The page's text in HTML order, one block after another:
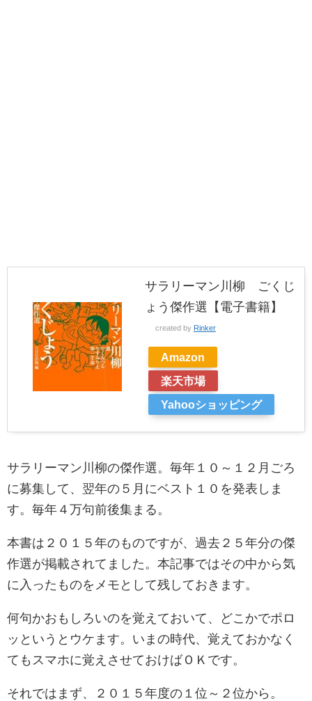
サラリーマン川柳 ごくじ
ょう傑作選【電子書籍】
created by Rinker
Amazon
楽天市場
Yahooショッピング
サラリーマン川柳の傑作選。毎年１０～１２月ごろ
に募集して、翌年の５月にベスト１０を発表しま
す。毎年４万句前後集まる。
本書は２０１５年のものですが、過去２５年分の傑
作選が掲載されてました。本記事ではその中から気
に入ったものをメモとして残しておきます。
何句かおもしろいのを覚えておいて、どこかでポロ
ッというとウケます。いまの時代、覚えておかなく
てもスマホに覚えさせておけばＯＫです。
それではまず、２０１５年度の１位～２位から。